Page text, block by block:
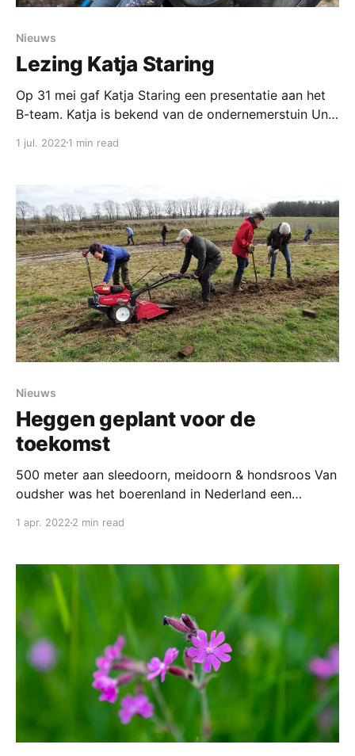
Nieuws
Lezing Katja Staring
Op 31 mei gaf Katja Staring een presentatie aan het
B-team. Katja is bekend van de ondernemerstuin Un
verschillende stappen heeft zij aangetoond dat het
Samen met Nienke Plantinga schreef
1 jul. 2022 1 min read
Nieuws
Heggen geplant voor de
toekomst
500 meter aan sleedoorn, meidoorn & hondsroos Van
oudsher was het boerenland in Nederland een
heggen en hagen. Door schaalvergroting en
kilometer aan heggen verdwenen. Toch hebben
heggen en hagen een toekomst in ons landschap: ze
1 apr. 2022 2 min read